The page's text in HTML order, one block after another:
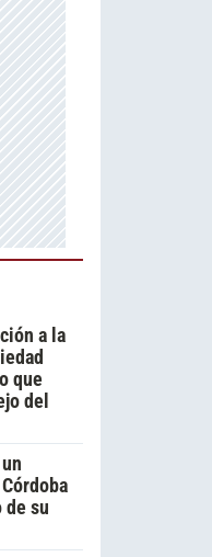
a la
que
del
de su